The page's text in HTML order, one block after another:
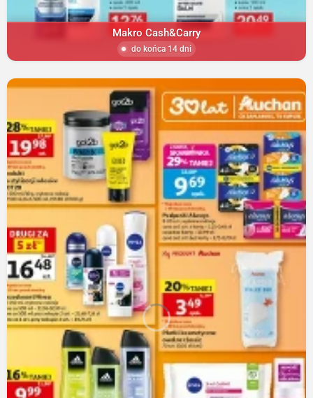
Makro Cash&Carry
do końca 14 dni